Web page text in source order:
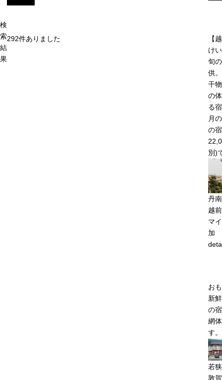
検
索
結
果
292件ありました
【
け
旬
供
干
の
る
月
の
別)
丹南
越
マ
加
お
新
の
網
す。
若
敦